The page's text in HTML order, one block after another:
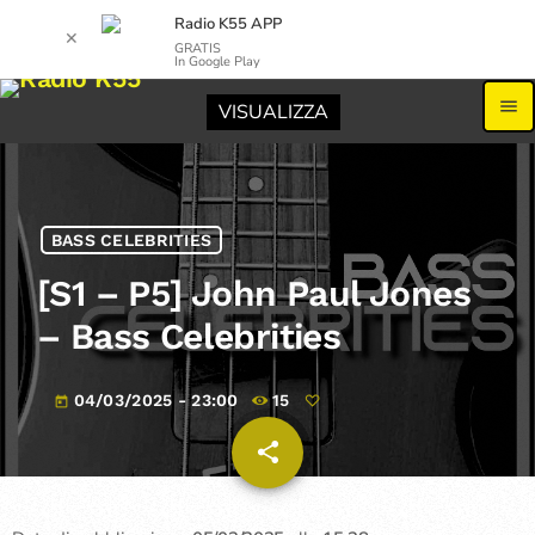
menu
BASS CELEBRITIES
[S1 – P5] John Paul Jones
– Bass Celebrities
today 04/03/2025 - 23:00 15
share
email
✕
Radio K55 APP
GRATIS
In Google Play
VISUALIZZA